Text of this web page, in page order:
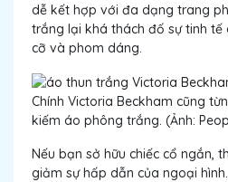
dễ kết hợp với đa dạng trang
trắng lại khá thách đố sự tinh tế
cỡ và phom dáng.
Chính Victoria Beckham cũng
kiếm áo phông trắng. (Ảnh:
Nếu bạn sở hữu chiếc cổ ngắn,
giảm sự hấp dẫn của ngoại